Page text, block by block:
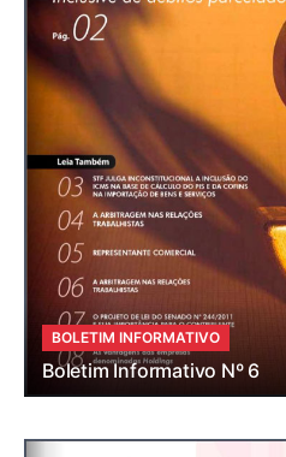
BOLETIM INFORMATIVO
Boletim Informativo Nº 6